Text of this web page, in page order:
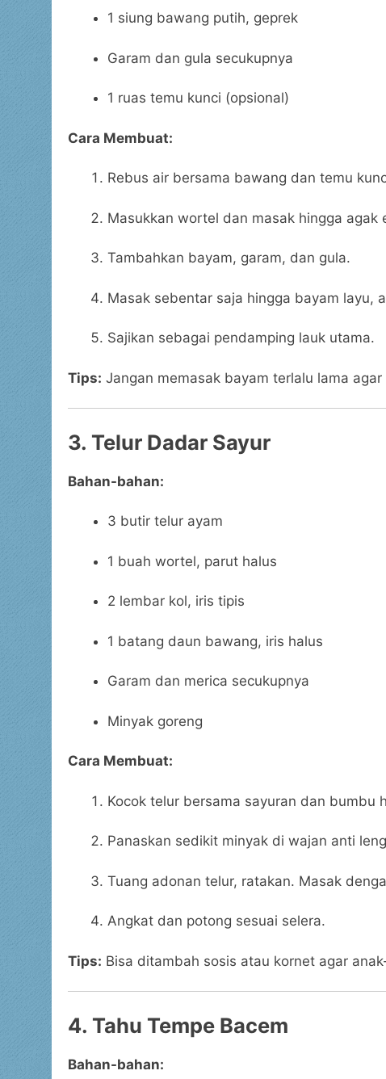
1 siung bawang putih, geprek
Garam dan gula secukupnya
1 ruas temu kunci (opsional)
Cara Membuat:
Rebus air bersama bawang dan temu
Masukkan wortel dan masak hingga agak
Tambahkan bayam, garam, dan gula.
Masak sebentar saja hingga bayam layu,
Sajikan sebagai pendamping lauk utama.
Tips: Jangan memasak bayam terlalu lama
3. Telur Dadar Sayur
Bahan-bahan:
3 butir telur ayam
1 buah wortel, parut halus
2 lembar kol, iris tipis
1 batang daun bawang, iris halus
Garam dan merica secukupnya
Minyak goreng
Cara Membuat:
Kocok telur bersama sayuran dan bumbu
Panaskan sedikit minyak di wajan anti
Tuang adonan telur, ratakan. Masak
Angkat dan potong sesuai selera.
Tips: Bisa ditambah sosis atau kornet agar
4. Tahu Tempe Bacem
Bahan-bahan: